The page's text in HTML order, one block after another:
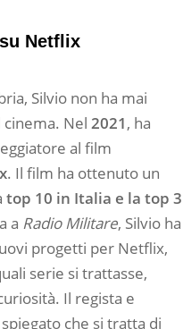
Netflix
Silvio non ha mai
Nel 2021, ha
al film
. Il film ha ottenuto un
top 10 in Italia e la top 3
a Radio Militare, Silvio ha
progetti per Netflix,
serie si trattasse,
Il regista e
che si tratta di